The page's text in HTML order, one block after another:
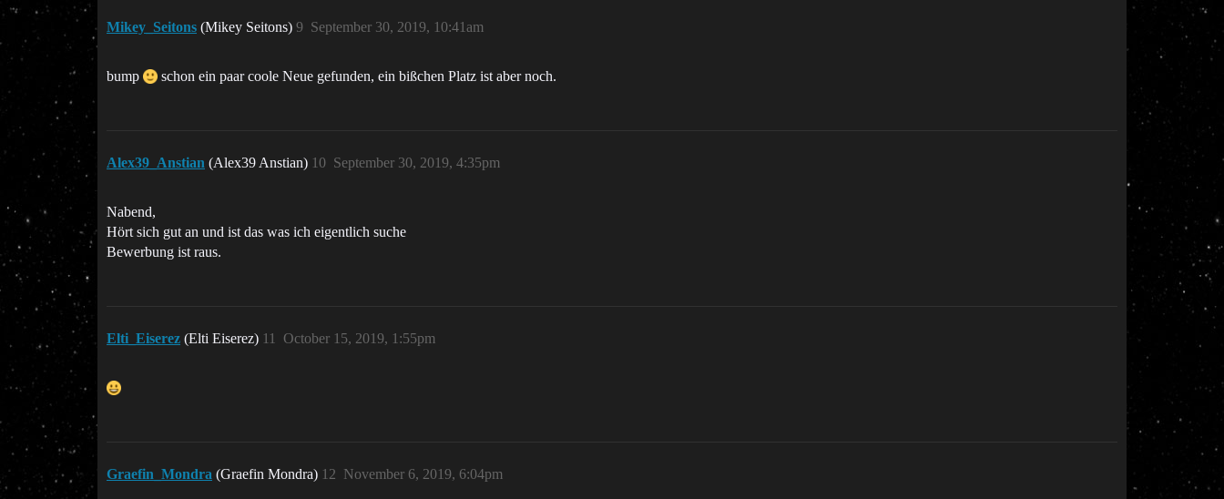
Mikey_Seitons (Mikey Seitons) September 30, 2019, 10:41am
9
bump schon ein paar coole Neue gefunden, ein bißchen Platz ist aber noch.
Alex39_Anstian (Alex39 Anstian) September 30, 2019, 4:35pm
10
Nabend,
Hört sich gut an und ist das was ich eigentlich suche
Bewerbung ist raus.
Elti_Eiserez (Elti Eiserez) October 15, 2019, 1:55pm
11
Graefin_Mondra (Graefin Mondra) November 6, 2019, 6:04pm
12